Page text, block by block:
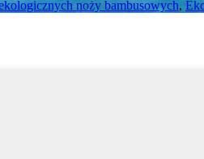
noży bambusowych,